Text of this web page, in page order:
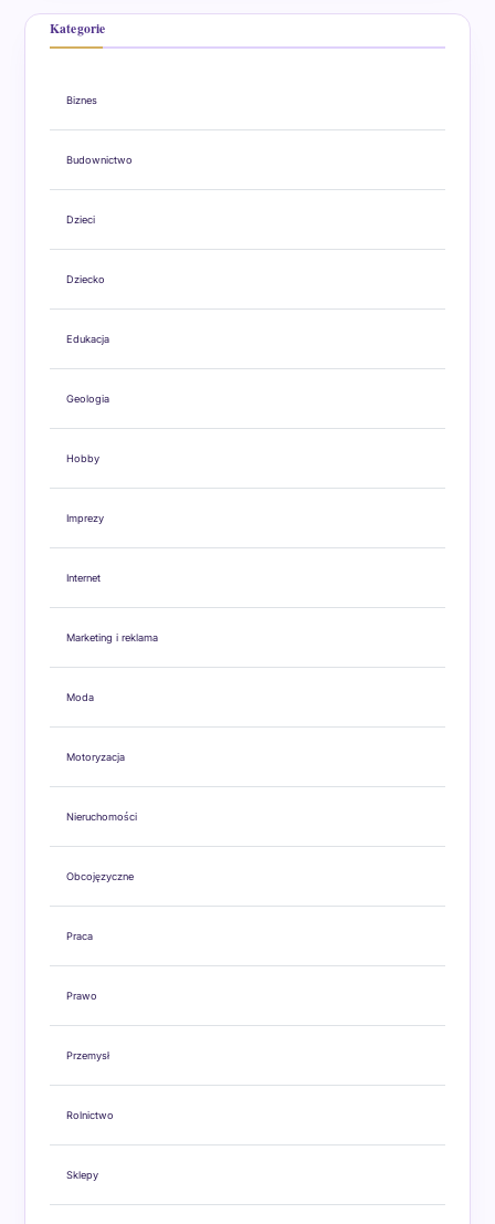
Kategorie
Biznes
Budownictwo
Dzieci
Dziecko
Edukacja
Geologia
Hobby
Imprezy
Internet
Marketing i reklama
Moda
Motoryzacja
Nieruchomości
Obcojęzyczne
Praca
Prawo
Przemysł
Rolnictwo
Sklepy